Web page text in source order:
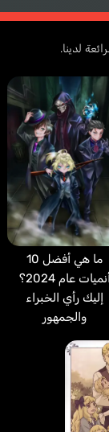
إسباني
Dwarf
لدينا.
ما هي أفضل 10
أنميات عام 2024؟
إليك رأي الخبراء
والجمهور